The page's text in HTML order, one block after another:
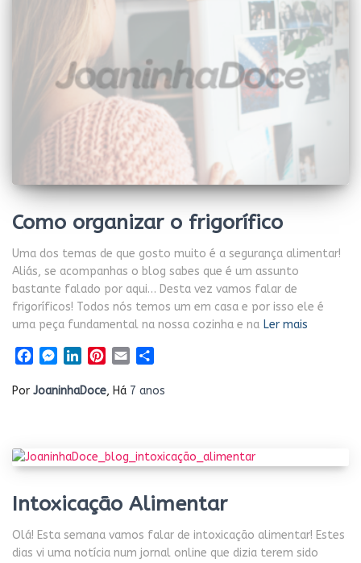
Como organizar o frigorífico
Uma dos temas de que gosto muito é a segurança alimentar!
Aliás, se acompanhas o blog sabes que é um assunto
bastante falado por aqui… Desta vez vamos falar de
frigoríficos! Todos nós temos um em casa e por isso ele é
uma peça fundamental na nossa cozinha e na Ler mais
Facebook
Messenger
LinkedInPinterest
Email
Por JoaninhaDoce, Há 7 anos
Intoxicação Alimentar
Olá! Esta semana vamos falar de intoxicação alimentar! Estes
dias vi uma notícia num jornal online que dizia terem sido